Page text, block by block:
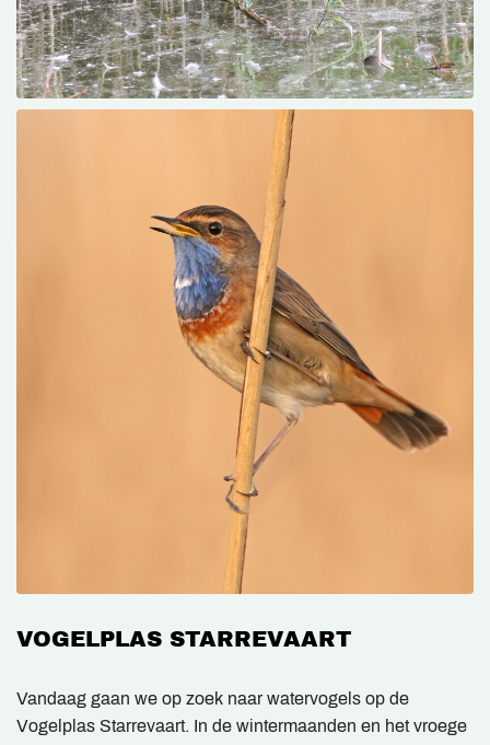
VOGELPLAS STARREVAART
Vandaag gaan we op zoek naar watervogels op de
Vogelplas Starrevaart. In de wintermaanden en het vroege